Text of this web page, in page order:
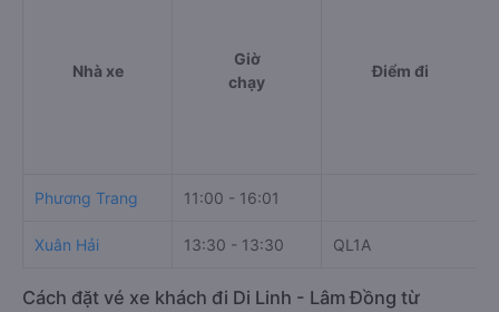
Nhà xe
Giờ
chạy
Điểm đi
Phương Trang 11:00 - 16:01
Xuân Hải 13:30 - 13:30 QL1A
Cách đặt vé xe khách đi Di Linh - Lâm Đồng từ